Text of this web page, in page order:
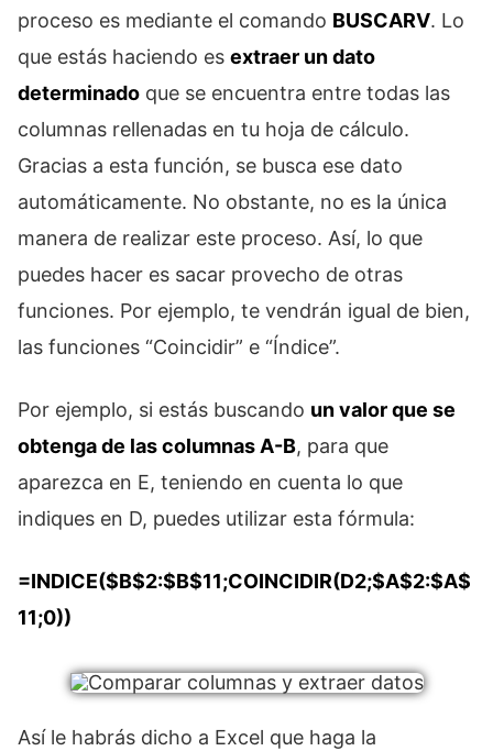
proceso es mediante el comando BUSCARV. Lo
que estás haciendo es extraer un dato
determinado que se encuentra entre todas las
columnas rellenadas en tu hoja de cálculo.
Gracias a esta función, se busca ese dato
automáticamente. No obstante, no es la única
manera de realizar este proceso. Así, lo que
puedes hacer es sacar provecho de otras
funciones. Por ejemplo, te vendrán igual de bien,
las funciones “Coincidir” e “Índice”.
Por ejemplo, si estás buscando un valor que se
obtenga de las columnas A-B, para que
aparezca en E, teniendo en cuenta lo que
indiques en D, puedes utilizar esta fórmula:
=INDICE($B$2:$B$11;COINCIDIR(D2;$A$2:$A$
11;0))
Así le habrás dicho a Excel que haga la